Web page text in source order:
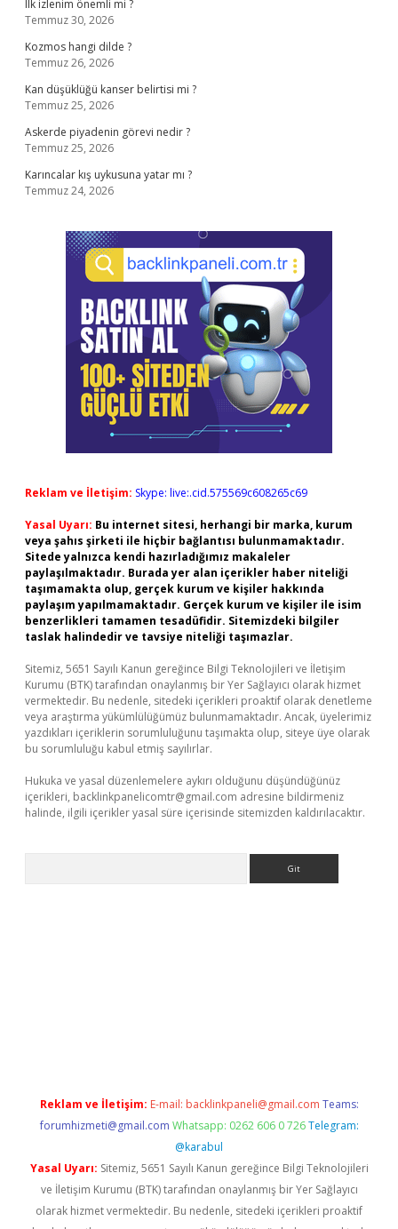
Ilk izlenim önemli mi ?
Temmuz 30, 2026
Kozmos hangi dilde ?
Temmuz 26, 2026
Kan düşüklüğü kanser belirtisi mi ?
Temmuz 25, 2026
Askerde piyadenin görevi nedir ?
Temmuz 25, 2026
Karıncalar kış uykusuna yatar mı ?
Temmuz 24, 2026
Reklam ve İletişim: Skype: live:.cid.575569c608265c69
Yasal Uyarı: Bu internet sitesi, herhangi bir marka, kurum
veya şahıs şirketi ile hiçbir bağlantısı bulunmamaktadır.
Sitede yalnızca kendi hazırladığımız makaleler
paylaşılmaktadır. Burada yer alan içerikler haber niteliği
taşımamakta olup, gerçek kurum ve kişiler hakkında
paylaşım yapılmamaktadır. Gerçek kurum ve kişiler ile isim
benzerlikleri tamamen tesadüfidir. Sitemizdeki bilgiler
taslak halindedir ve tavsiye niteliği taşımazlar.
Sitemiz, 5651 Sayılı Kanun gereğince Bilgi Teknolojileri ve İletişim
Kurumu (BTK) tarafından onaylanmış bir Yer Sağlayıcı olarak hizmet
vermektedir. Bu nedenle, sitedeki içerikleri proaktif olarak denetleme
veya araştırma yükümlülüğümüz bulunmamaktadır. Ancak, üyelerimiz
yazdıkları içeriklerin sorumluluğunu taşımakta olup, siteye üye olarak
bu sorumluluğu kabul etmiş sayılırlar.
Hukuka ve yasal düzenlemelere aykırı olduğunu düşündüğünüz
içerikleri, backlinkpanelicomtr@gmail.com adresine bildirmeniz
halinde, ilgili içerikler yasal süre içerisinde sitemizden kaldırılacaktır.
Reklam ve İletişim: E-mail: backlinkpaneli@gmail.com Teams:
forumhizmeti@gmail.com Whatsapp: 0262 606 0 726 Telegram:
@karabul
Yasal Uyarı: Sitemiz, 5651 Sayılı Kanun gereğince Bilgi Teknolojileri
ve İletişim Kurumu (BTK) tarafından onaylanmış bir Yer Sağlayıcı
olarak hizmet vermektedir. Bu nedenle, sitedeki içerikleri proaktif